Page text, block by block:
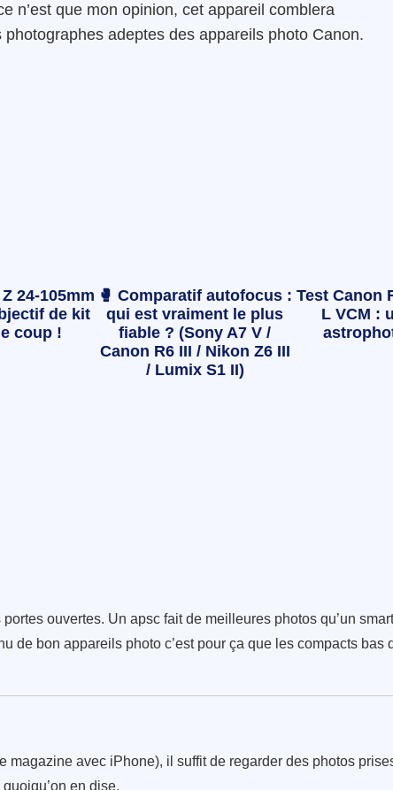
n’est que mon opinion, cet appareil comblera
adeptes des appareils photo Canon.
24-105mm
de kit
coup !
🥊 Comparatif autofocus :
qui est vraiment le plus
fiable ? (Sony A7 V /
Canon R6 III / Nikon Z6 III
/ Lumix S1 II)
Test Canon
L VCM :
ouvertes. Un apsc fait de meilleures photos qu’un
de bon appareils photo c’est pour ça que les compacts
magazine avec iPhone), il suffit de regarder des photos
en dise.